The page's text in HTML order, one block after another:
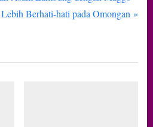
N
t
Lebih Berhati-hati pada Omongan